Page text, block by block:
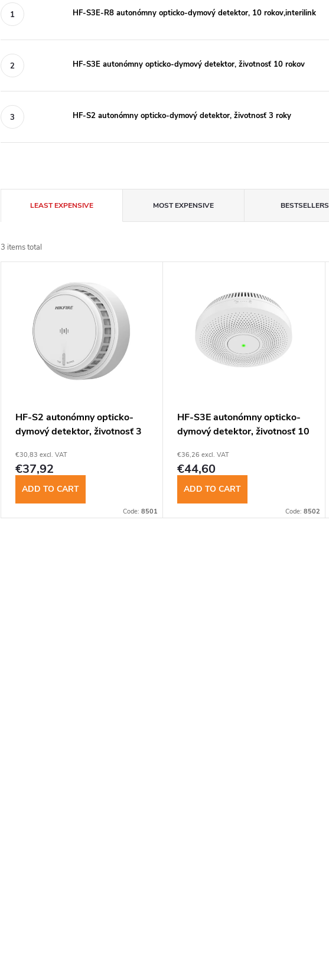
HF-S3E-R8 autonómny opticko-dymový detektor, 10 rokov,interilink
HF-S3E autonómny opticko-dymový detektor, životnosť 10 rokov
HF-S2 autonómny opticko-dymový detektor, životnosť 3 roky
r
o
i
LEAST EXPENSIVE MOST EXPENSIVE BESTSELLERS
3 items total
o
HF-S2 autonómny opticko-
dymový detektor, životnosť 3
€30,83 excl. VAT
€37,92
ADD TO CART
Code:8501
HF-S3E autonómny opticko-
dymový detektor, životnosť 10
€36,26 excl. VAT
€44,60
ADD TO CART
Code: 8502